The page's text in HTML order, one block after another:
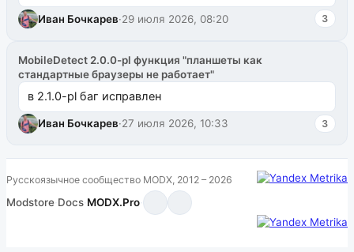
github.com/modx-pro/MiniShop3/issues/481Исправим
в б...
Иван Бочкарев·29 июля 2026, 08:20 3
MobileDetect 2.0.0-pl функция "планшеты как
стандартные браузеры не работает"
в 2.1.0-pl баг исправлен
Иван Бочкарев·27 июля 2026, 10:33 3
Русскоязычное сообщество MODX, 2012 – 2026
Modstore·Docs·MODX.Pro·